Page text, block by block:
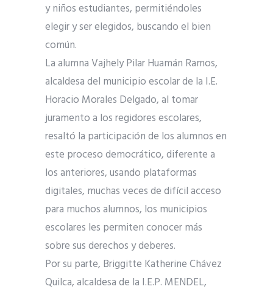
y niños estudiantes, permitiéndoles
elegir y ser elegidos, buscando el bien
común.
La alumna Vajhely Pilar Huamán Ramos,
alcaldesa del municipio escolar de la I.E.
Horacio Morales Delgado, al tomar
juramento a los regidores escolares,
resaltó la participación de los alumnos en
este proceso democrático, diferente a
los anteriores, usando plataformas
digitales, muchas veces de difícil acceso
para muchos alumnos, los municipios
escolares les permiten conocer más
sobre sus derechos y deberes.
Por su parte, Briggitte Katherine Chávez
Quilca, alcaldesa de la I.E.P. MENDEL,